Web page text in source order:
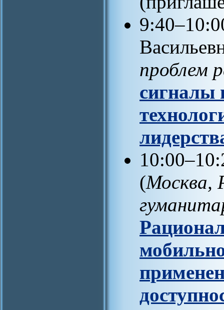
проблем
сигналы
(Москва,